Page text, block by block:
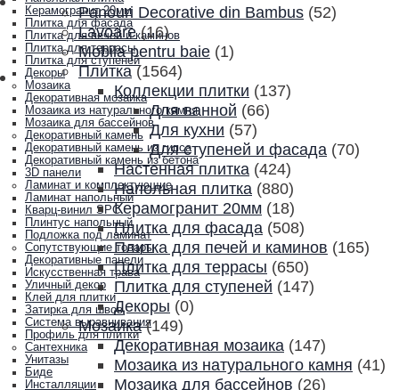
Керамогранит 20мм
Плитка для фасада
Плитка для печей и каминов
Плитка для террасы
Плитка для ступеней
Декоры
Мозаика
Декоративная мозаика
Мозаика из натурального камня
Мозаика для бассейнов
Декоративный камень
Декоративный камень из гипса
Декоративный камень из бетона
3D панели
Ламинат и комплектующие
Ламинат напольный
Кварц-винил SPC
Плинтус напольный
Подложка под ламинат
Сопутствующие товары
Декоративные панели
Искусственная трава
Уличный декор
Клей для плитки
Затирка для швов
Система выравнивания
Профиль для плитки
Сантехника
Унитазы
Биде
Инсталляции
Panouri Decorative din Bambus (52)
Lavoare (16)
Mobila pentru baie (1)
Плитка (1564)
Коллекции плитки (137)
Для ванной (66)
Для кухни (57)
Для ступеней и фасада (70)
Настенная плитка (424)
Напольная плитка (880)
Керамогранит 20мм (18)
Плитка для фасада (508)
Плитка для печей и каминов (165)
Плитка для террасы (650)
Плитка для ступеней (147)
Декоры (0)
Мозаика (149)
Декоративная мозаика (147)
Мозаика из натурального камня (41)
Мозаика для бассейнов (26)